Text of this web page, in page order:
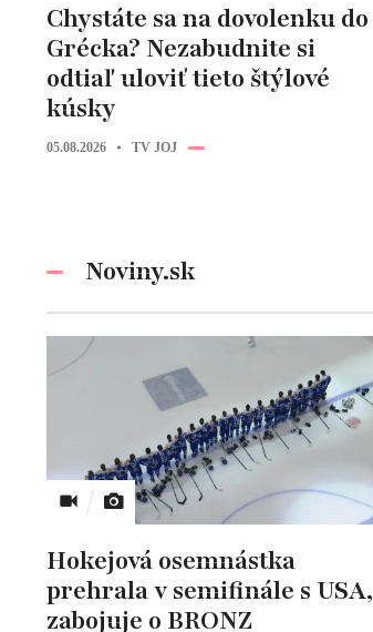
Chystáte sa na dovolenku do
Grécka? Nezabudnite si
odtiaľ uloviť tieto štýlové
kúsky
05.08.2026 TV JOJ
Noviny.sk
Hokejová osemnástka
prehrala v semifinále s USA,
zabojuje o BRONZ